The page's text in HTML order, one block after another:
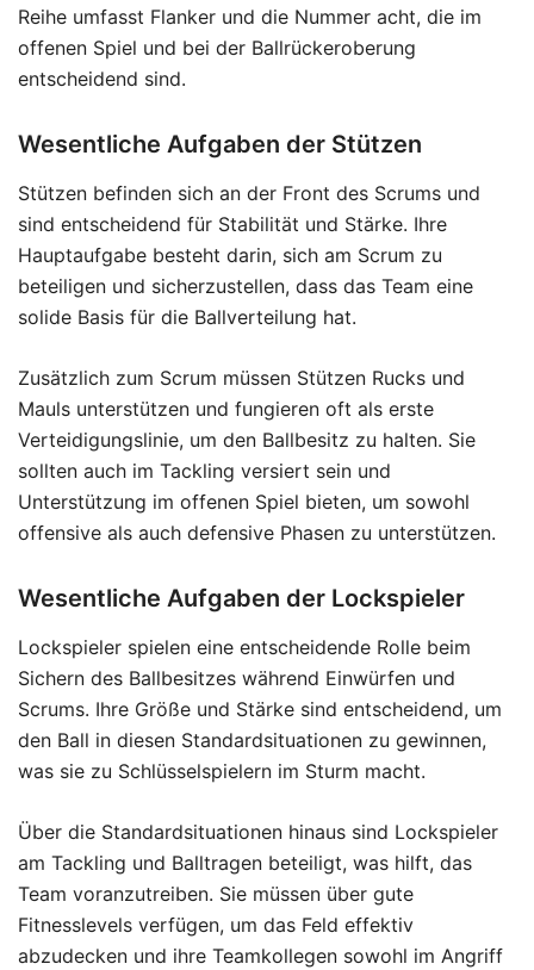
Reihe umfasst Flanker und die Nummer acht, die im
offenen Spiel und bei der Ballrückeroberung
entscheidend sind.
Wesentliche Aufgaben der Stützen
Stützen befinden sich an der Front des Scrums und
sind entscheidend für Stabilität und Stärke. Ihre
Hauptaufgabe besteht darin, sich am Scrum zu
beteiligen und sicherzustellen, dass das Team eine
solide Basis für die Ballverteilung hat.
Zusätzlich zum Scrum müssen Stützen Rucks und
Mauls unterstützen und fungieren oft als erste
Verteidigungslinie, um den Ballbesitz zu halten. Sie
sollten auch im Tackling versiert sein und
Unterstützung im offenen Spiel bieten, um sowohl
offensive als auch defensive Phasen zu unterstützen.
Wesentliche Aufgaben der Lockspieler
Lockspieler spielen eine entscheidende Rolle beim
Sichern des Ballbesitzes während Einwürfen und
Scrums. Ihre Größe und Stärke sind entscheidend, um
den Ball in diesen Standardsituationen zu gewinnen,
was sie zu Schlüsselspielern im Sturm macht.
Über die Standardsituationen hinaus sind Lockspieler
am Tackling und Balltragen beteiligt, was hilft, das
Team voranzutreiben. Sie müssen über gute
Fitnesslevels verfügen, um das Feld effektiv
abzudecken und ihre Teamkollegen sowohl im Angriff